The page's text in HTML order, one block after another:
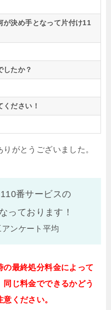
が決め手となって片付け11
したか？
ださい！
がとうございました。
番サービスの
っております！
ンケート平均
最終処分料金によって
じ料金でできるかどう
ください。